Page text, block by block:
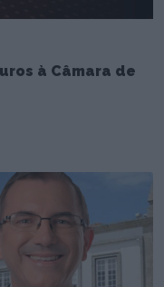
à Câmara de